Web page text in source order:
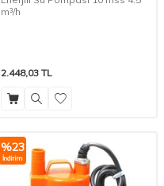
m³/h
2.448,03 TL
%23
İndirim